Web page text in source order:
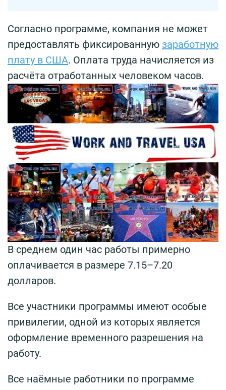
Согласно программе, компания не может
предоставлять фиксированную заработную
плату в США. Оплата труда начисляется из
расчёта отработанных человеком часов.
В среднем один час работы примерно
оплачивается в размере 7.15–7.20
долларов.
Все участники программы имеют особые
привилегии, одной из которых является
оформление временного разрешения на
работу.
Все наёмные работники по программе